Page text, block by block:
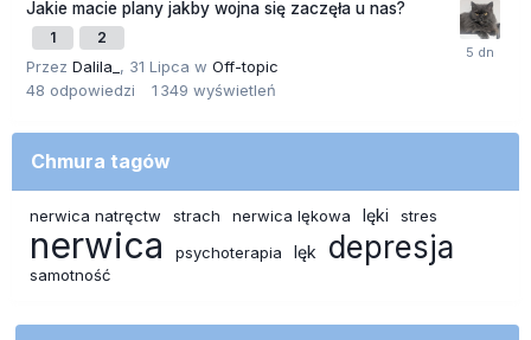
Jakie macie plany jakby wojna się zaczęła u nas?
1 2
Przez Dalila_ , 31 Lipca w Off-topic
48 odpowiedzi 1 349 wyświetleń
Chmura tagów
nerwica natręctw strach nerwica lękowa lęki stres
nerwica psychoterapia lęk depresja
samotność